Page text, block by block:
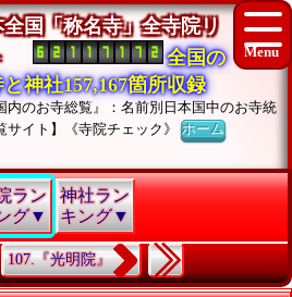
全国「称名寺」全寺院リ
全国の
神社157,167箇所収録
内のお寺総覧』：名前別日本国中のお寺統
サイト】《寺院チェック》ホーム
ラン
グ▼
神社ラン
キング▼
107.『光明院』